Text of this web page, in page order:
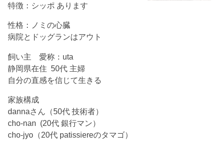
特徴：シッポ あります
性格：ノミの心臓
病院とドッグランはアウト
飼い主 愛称：uta
静岡県在住 50代 主婦
自分の直感を信じて生きる
家族構成
dannaさん（50代 技術者）
cho-nan (20代 銀行マン）
cho-jyo（20代 patissiereのタマゴ）